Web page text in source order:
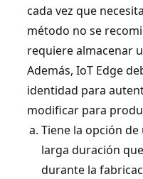
cada vez que
método no se
requiere almacenar
Además, IoT Edge
identidad para
modificar para
Tiene la opción
larga duración
durante la